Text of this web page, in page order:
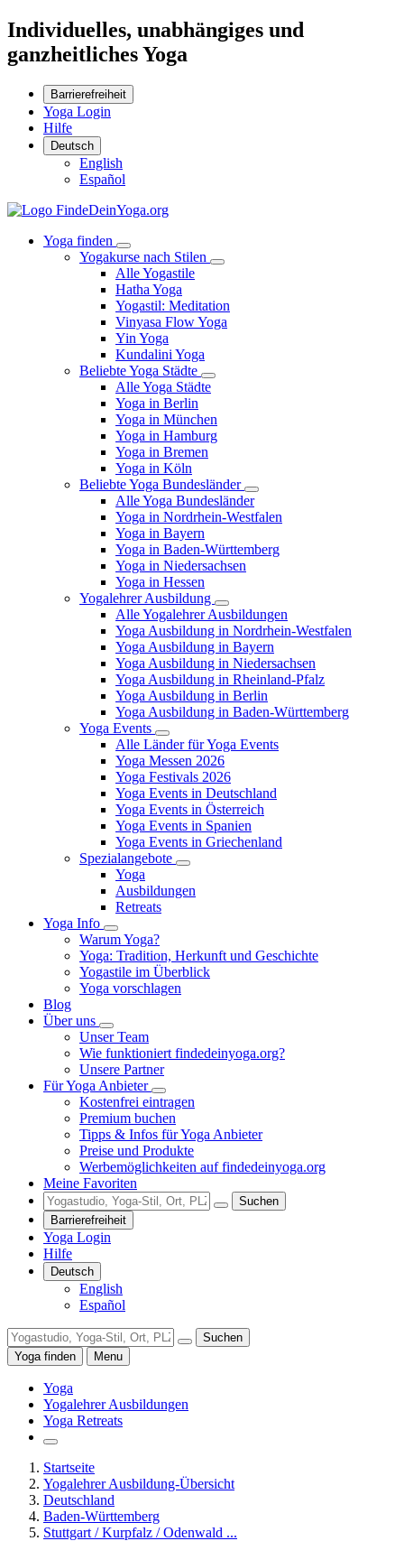
Individuelles, unabhängiges und
ganzheitliches Yoga
Barrierefreiheit
Yoga Login
Hilfe
Deutsch
English
Español
Yoga finden
Yogakurse nach Stilen
Alle Yogastile
Hatha Yoga
Yogastil: Meditation
Vinyasa Flow Yoga
Yin Yoga
Kundalini Yoga
Beliebte Yoga Städte
Alle Yoga Städte
Yoga in Berlin
Yoga in München
Yoga in Hamburg
Yoga in Bremen
Yoga in Köln
Beliebte Yoga Bundesländer
Alle Yoga Bundesländer
Yoga in Nordrhein-Westfalen
Yoga in Bayern
Yoga in Baden-Württemberg
Yoga in Niedersachsen
Yoga in Hessen
Yogalehrer Ausbildung
Alle Yogalehrer Ausbildungen
Yoga Ausbildung in Nordrhein-Westfalen
Yoga Ausbildung in Bayern
Yoga Ausbildung in Niedersachsen
Yoga Ausbildung in Rheinland-Pfalz
Yoga Ausbildung in Berlin
Yoga Ausbildung in Baden-Württemberg
Yoga Events
Alle Länder für Yoga Events
Yoga Messen 2026
Yoga Festivals 2026
Yoga Events in Deutschland
Yoga Events in Österreich
Yoga Events in Spanien
Yoga Events in Griechenland
Spezialangebote
Yoga
Ausbildungen
Retreats
Yoga Info
Warum Yoga?
Yoga: Tradition, Herkunft und Geschichte
Yogastile im Überblick
Yoga vorschlagen
Blog
Über uns
Unser Team
Wie funktioniert findedeinyoga.org?
Unsere Partner
Für Yoga Anbieter
Kostenfrei eintragen
Premium buchen
Tipps & Infos für Yoga Anbieter
Preise und Produkte
Werbemöglichkeiten auf findedeinyoga.org
Meine Favoriten
Suchen
Barrierefreiheit
Yoga Login
Hilfe
Deutsch
English
Español
Suchen
Yoga finden
Menu
Yoga
Yogalehrer Ausbildungen
Yoga Retreats
Startseite
Yogalehrer Ausbildung-Übersicht
Deutschland
Baden-Württemberg
Stuttgart / Kurpfalz / Odenwald ...